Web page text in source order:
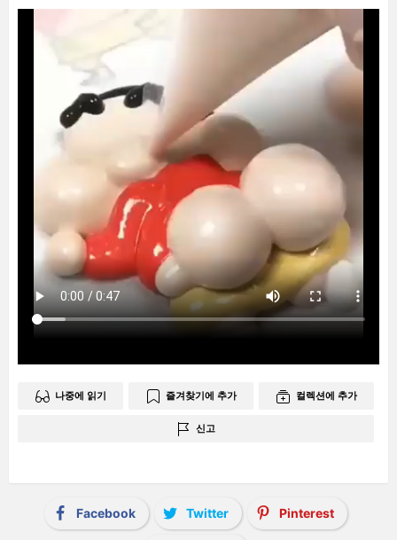
나중에 읽기 즐겨찾기에 추가 컬렉션에 추가
신고
Facebook Twitter Pinterest